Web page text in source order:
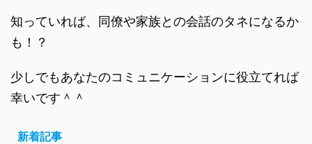
知っていれば、同僚や家族との会話のタネになるか
も！？
少しでもあなたのコミュニケーションに役立てれば
幸いです＾＾
新着記事